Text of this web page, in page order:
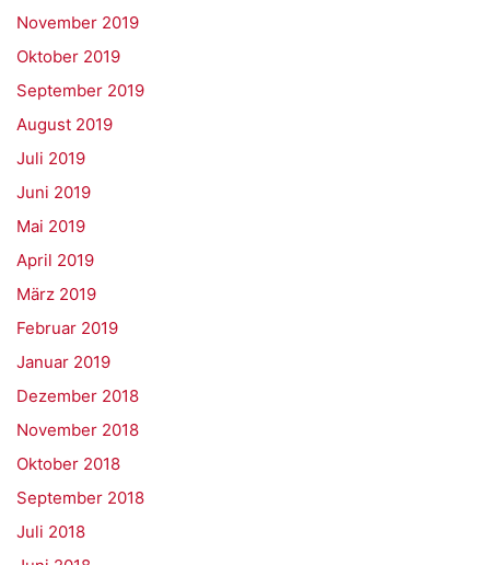
November 2019
Oktober 2019
September 2019
August 2019
Juli 2019
Juni 2019
Mai 2019
April 2019
März 2019
Februar 2019
Januar 2019
Dezember 2018
November 2018
Oktober 2018
September 2018
Juli 2018